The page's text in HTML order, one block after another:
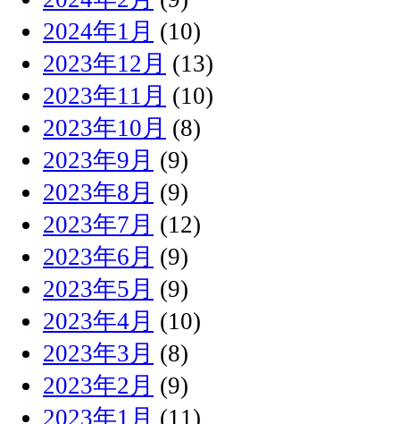
2024年1月 (10)
2023年12月 (13)
2023年11月 (10)
2023年10月 (8)
2023年9月 (9)
2023年8月 (9)
2023年7月 (12)
2023年6月 (9)
2023年5月 (9)
2023年4月 (10)
2023年3月 (8)
2023年2月 (9)
2023年1月 (11)